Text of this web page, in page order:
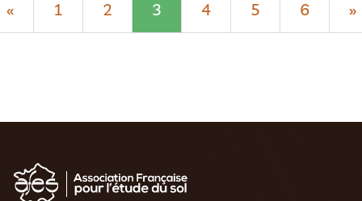
« 1 2 3 4 5 6 »